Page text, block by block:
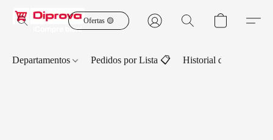
Ofertas 🟡
Departamentos Pedidos por Lista 📋 Historial de Pedidos